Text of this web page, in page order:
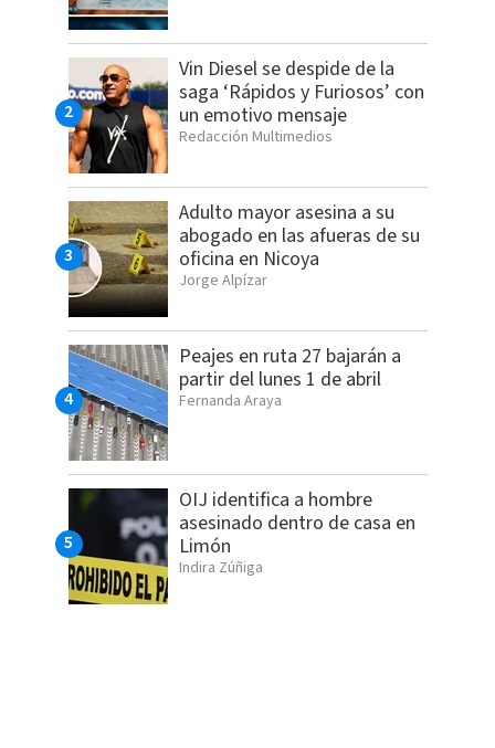
Vin Diesel se despide de la
saga ‘Rápidos y Furiosos’ con
un emotivo mensaje
Redacción Multimedios
Adulto mayor asesina a su
abogado en las afueras de su
oficina en Nicoya
Jorge Alpízar
Peajes en ruta 27 bajarán a
partir del lunes 1 de abril
Fernanda Araya
OIJ identifica a hombre
asesinado dentro de casa en
Limón
Indira Zúñiga